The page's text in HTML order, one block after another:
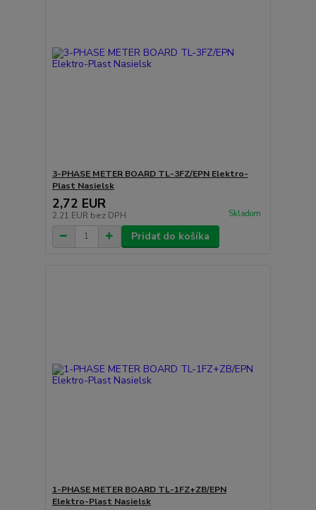
3-PHASE METER BOARD TL-3FZ/EPN Elektro-
Plast Nasielsk
2,72 EUR
2,21 EUR bez DPH Skladom
Pridať do košíka
1-PHASE METER BOARD TL-1FZ+ZB/EPN
Elektro-Plast Nasielsk